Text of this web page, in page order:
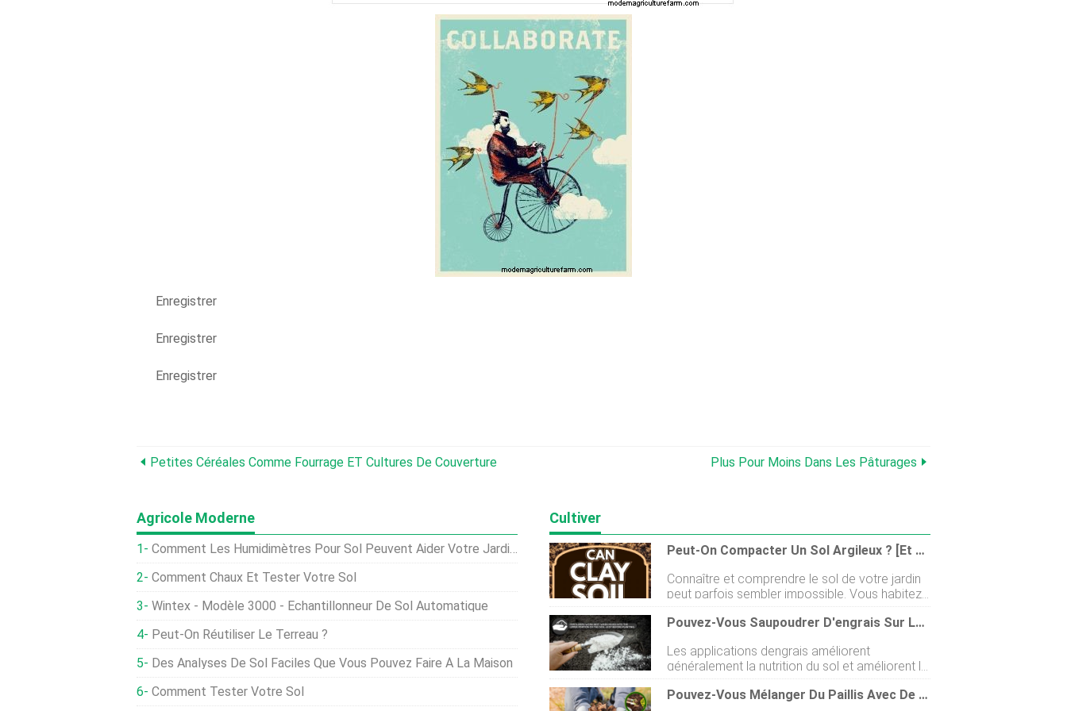
Enregistrer
Enregistrer
Enregistrer
Petites Céréales Comme Fourrage ET Cultures De Couverture Plus Pour Moins Dans Les Pâturages
Agricole Moderne
Comment Les Humidimètres Pour Sol Peuvent Aider Votre Jardinage
Comment Chaux Et Tester Votre Sol
Wintex - Modèle 3000 - Échantillonneur De Sol Automatique
Peut-On Réutiliser Le Terreau ?
Des Analyses De Sol Faciles Que Vous Pouvez Faire À La Maison
Comment Tester Votre Sol
Cultiver
Peut-On Compacter Un Sol Argileux ? [Et Comment Faire]
Connaître et comprendre le sol de votre jardin
peut parfois sembler impossible. Vous habitez
quelque part avec un sol argileux et vous ne
savez pas si vous pouvez le compacter ou non
approfondies sur ce sujet et avons la réponse
ici pour vous. Voyons-le ci-dessous ! Oui, vous
pouvez compacter un sol argileux, bien que le
sol le fasse naturellement. En règle générale, un
Pouvez-Vous Saupoudrer D'engrais Sur Le Sol ?
Les applications dengrais améliorent
généralement la nutrition du sol et améliorent la
croissance et le développement des plantes.
Cependant, il existe des conventions à suivre Pouvez-Vous Mélanger Du Paillis Avec De La Terre ?